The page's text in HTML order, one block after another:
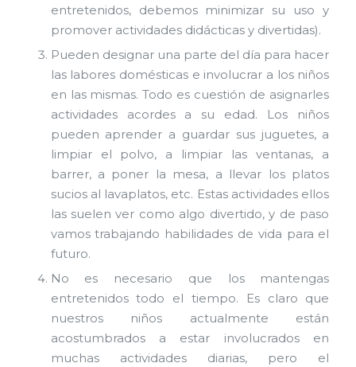
entretenidos, debemos minimizar su uso y
promover actividades didácticas y divertidas).
Pueden designar una parte del día para hacer
las labores domésticas e involucrar a los niños
en las mismas. Todo es cuestión de asignarles
actividades acordes a su edad. Los niños
pueden aprender a guardar sus juguetes, a
limpiar el polvo, a limpiar las ventanas, a
barrer, a poner la mesa, a llevar los platos
sucios al lavaplatos, etc. Estas actividades ellos
las suelen ver como algo divertido, y de paso
vamos trabajando habilidades de vida para el
futuro.
No es necesario que los mantengas
entretenidos todo el tiempo. Es claro que
nuestros niños actualmente están
acostumbrados a estar involucrados en
muchas actividades diarias, pero el